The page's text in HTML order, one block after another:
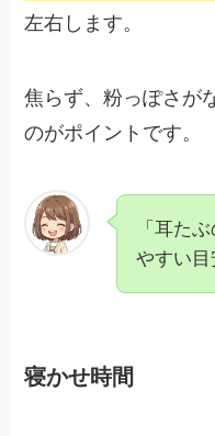
左右します。
焦らず、粉っぽさが
のがポイントです。
「耳た
やすい目
寝かせ時間